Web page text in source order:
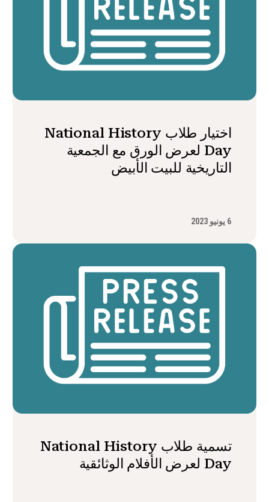
اختيار طلاب National History
Day لعرض الورق مع الجمعية
التاريخية للبيت الأبيض
6 يونيو 2023
تسمية طلاب National History
Day لعرض الأفلام الوثائقية